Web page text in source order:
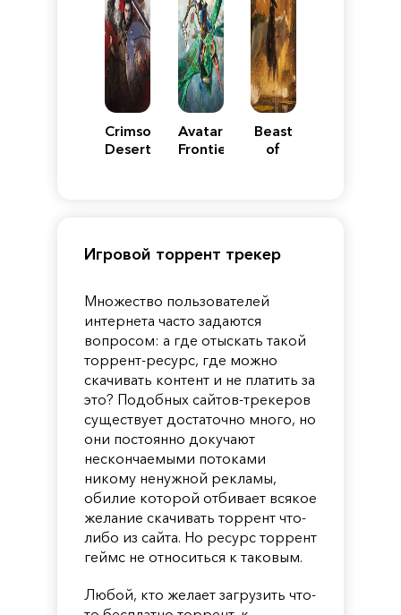
Crimson
Desert
Avatar:
Frontiers
Beast
of
Игровой торрент трекер
Множество пользователей
интернета часто задаются
вопросом: а где отыскать такой
торрент-ресурс, где можно
скачивать контент и не платить за
это? Подобных сайтов-трекеров
существует достаточно много, но
они постоянно докучают
нескончаемыми потоками
никому ненужной рекламы,
обилие которой отбивает всякое
желание скачивать торрент что-
либо из сайта. Но ресурс торрент
геймс не относиться к таковым.
Любой, кто желает загрузить что-